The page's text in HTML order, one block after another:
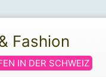
Fashion
IN DER SCHWEIZ